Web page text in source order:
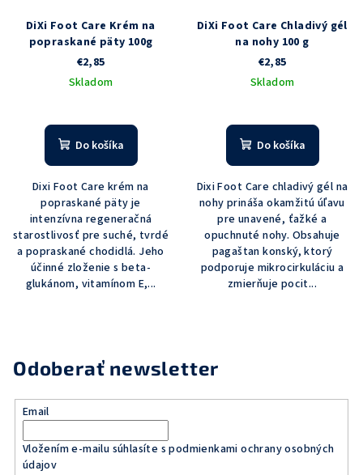
DiXi Foot Care Krém na
popraskané päty 100g
€2,85
Skladom
Do košíka
Dixi Foot Care krém na
popraskané päty je
intenzívna regeneračná
starostlivosť pre suché, tvrdé
a popraskané chodidlá. Jeho
účinné zloženie s beta-
glukánom, vitamínom E,...
DiXi Foot Care Chladivý gél
na nohy 100 g
€2,85
Skladom
hodnotenie
produktu
z
5
hviezdičiek.
Do košíka
Dixi Foot Care chladivý gél na
nohy prináša okamžitú úľavu
pre unavené, ťažké a
opuchnuté nohy. Obsahuje
pagaštan konský, ktorý
podporuje mikrocirkuláciu a
zmierňuje pocit...
Odoberať newsletter
Email
Vložením e-mailu súhlasíte spodmienkami ochrany osobných
údajov